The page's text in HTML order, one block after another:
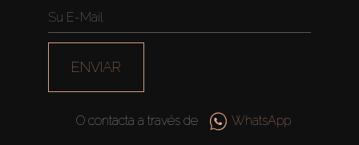
ENVIAR
O contacta a través de WhatsApp